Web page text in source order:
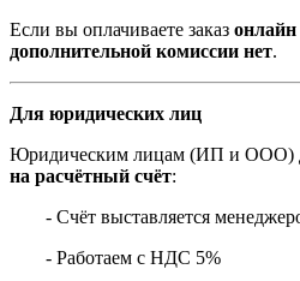
Если вы оплачиваете заказ онлайн
дополнительной комиссии нет.
Для юридических лиц
Юридическим лицам (ИП и ООО)
на расчётный счёт:
- Счёт выставляется
- Работаем с НДС 5%